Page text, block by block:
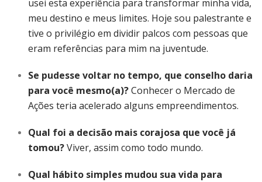
usei esta experiência para transformar minha vida,
meu destino e meus limites. Hoje sou palestrante e
tive o privilégio em dividir palcos com pessoas que
eram referências para mim na juventude.
Se pudesse voltar no tempo, que conselho daria
para você mesmo(a)?Conhecer o Mercado de
Ações teria acelerado alguns empreendimentos.
Qual foi a decisão mais corajosa que você já
tomou?Viver, assim como todo mundo.
Qual hábito simples mudou sua vida para